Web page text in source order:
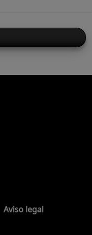
Aviso legal